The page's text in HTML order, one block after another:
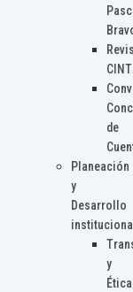
de
Planeación
y
Desarrollo
institucional
y
Ética